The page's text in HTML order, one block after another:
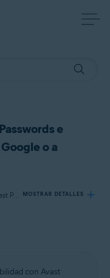
e
o a
Se aplica a Avast Passwords para Windows, Avast Premium Security para Windows MOSTRAR DETALLES
con Avast